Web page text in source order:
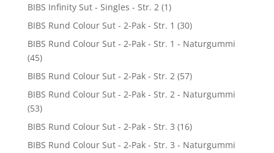
BIBS Infinity Sut - Singles - Str. 2 (1)
BIBS Rund Colour Sut - 2-Pak - Str. 1 (30)
BIBS Rund Colour Sut - 2-Pak - Str. 1 - Naturgummi
(45)
BIBS Rund Colour Sut - 2-Pak - Str. 2 (57)
BIBS Rund Colour Sut - 2-Pak - Str. 2 - Naturgummi
(53)
BIBS Rund Colour Sut - 2-Pak - Str. 3 (16)
BIBS Rund Colour Sut - 2-Pak - Str. 3 - Naturgummi